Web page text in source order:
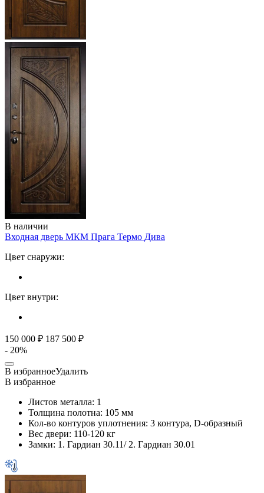
В наличии
Входная дверь МКМ Прага Термо Дива
Цвет снаружи:
Цвет внутри:
150 000 ₽ 187 500 ₽
- 20%
В избранноеУдалить
В избранное
Листов металла: 1
Толщина полотна: 105 мм
Кол-во контуров уплотнения: 3 контура, D-образный
Вес двери: 110-120 кг
Замки: 1. Гардиан 30.11/ 2. Гардиан 30.01